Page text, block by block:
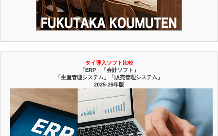
タイ導入ソフト比較
「ERP」「会計ソフト」
「生産管理システム」「販売管理システム」
2025-26年版